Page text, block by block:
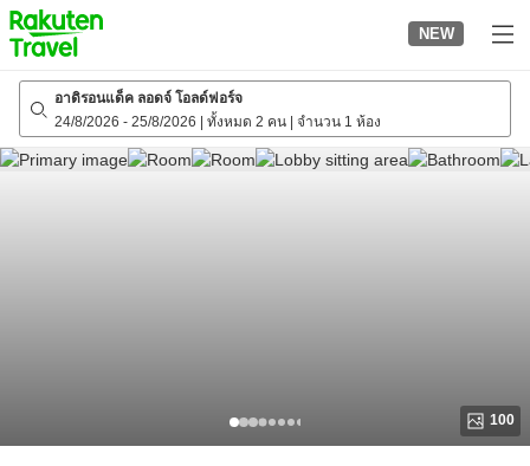
to
top
page
NEW
อาดิรอนแด็ค ลอดจ์ โอลด์ฟอร์จ
24/8/2026 - 25/8/2026 ทั้งหมด 2 คน จำนวน 1 ห้อง
100